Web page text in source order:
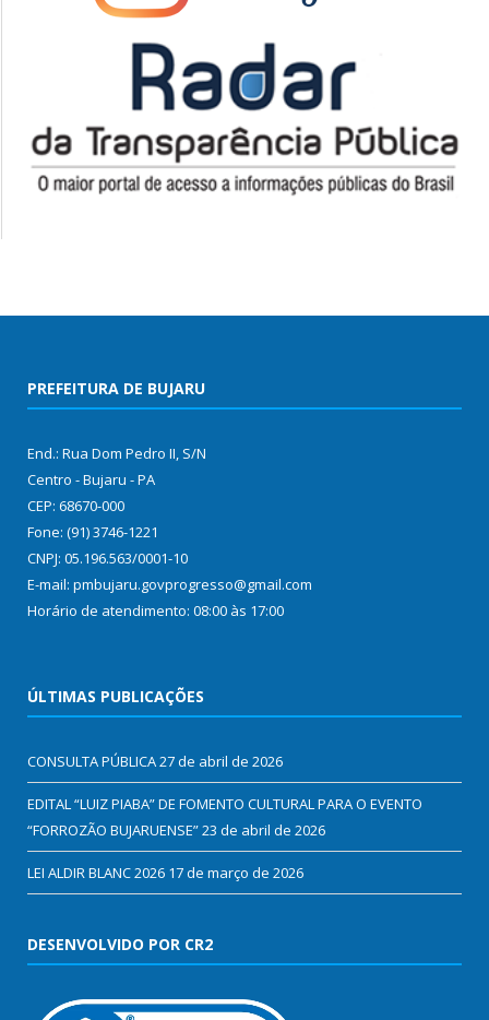
PREFEITURA DE BUJARU
End.: Rua Dom Pedro II, S/N
Centro - Bujaru - PA
CEP: 68670-000
Fone: (91) 3746-1221
CNPJ: 05.196.563/0001-10
E-mail: pmbujaru.govprogresso@gmail.com
Horário de atendimento: 08:00 às 17:00
ÚLTIMAS PUBLICAÇÕES
CONSULTA PÚBLICA27 de abril de 2026
EDITAL “LUIZ PIABA” DE FOMENTO CULTURAL PARA O EVENTO
“FORROZÃO BUJARUENSE”23 de abril de 2026
LEI ALDIR BLANC 2026 17 de março de 2026
DESENVOLVIDO POR CR2